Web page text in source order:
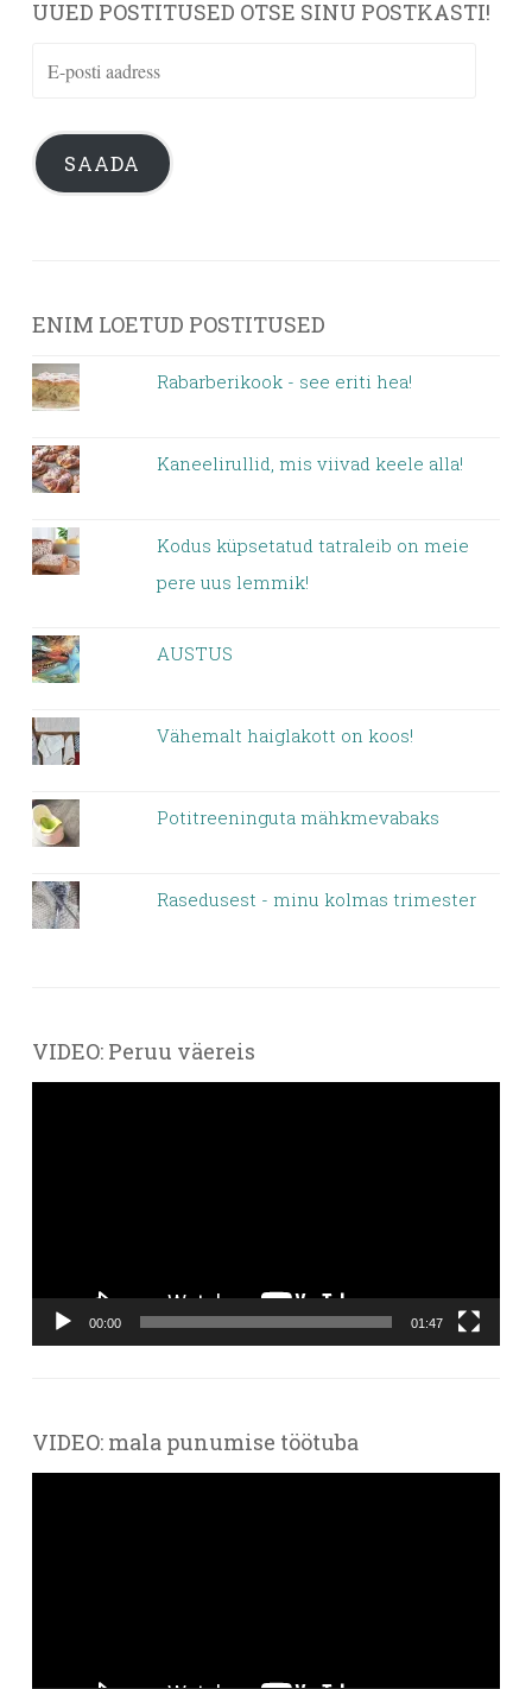
UUED POSTITUSED OTSE SINU POSTKASTI!
aadress
SAADA
ENIM LOETUD POSTITUSED
Rabarberikook - see eriti hea!
Kaneelirullid, mis viivad keele alla!
Kodus küpsetatud tatraleib on meie
pere uus lemmik!
AUSTUS
Vähemalt haiglakott on koos!
Potitreeninguta mähkmevabaks
Rasedusest - minu kolmas trimester
VIDEO: Peruu väereis
00:00 01:47
VIDEO: mala punumise töötuba